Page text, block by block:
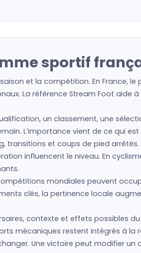
sportif
et la compétition. En France,
La référence Stream Foot aide
un classement, une
L’importance vient de ce qui
transitions et coups de pied
influencent le niveau. En
mondiales peuvent
clés, la pertinence locale
contexte et effets possibles
mécaniques restent intégrés à la
Une victoire peut modifier